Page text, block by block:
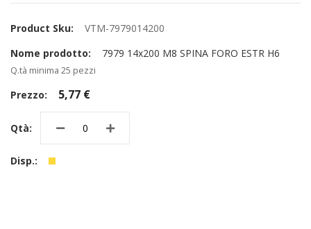
VTM-7979014200
7979 14x200 M8 SPINA FORO ESTR H6
Q.tà minima 25 pezzi
5,77 €